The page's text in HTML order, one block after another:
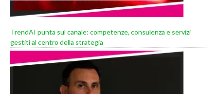
TrendAI punta sul canale: competenze, consulenza e servizi
gestiti al centro della strategia